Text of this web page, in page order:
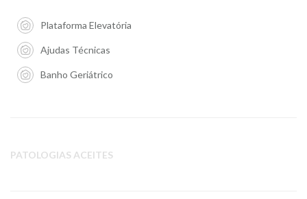
Plataforma Elevatória
Ajudas Técnicas
Banho Geriátrico
PATOLOGIAS ACEITES